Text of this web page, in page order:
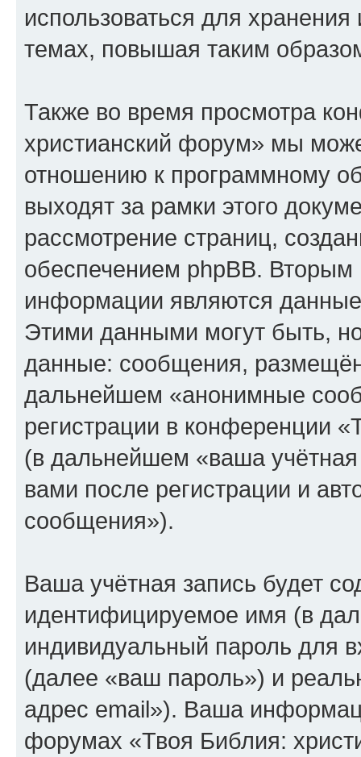
использоваться для
темах, повышая таким
Также во время просмотра
христианский форум» мы
отношению к программному
выходят за рамки этого
рассмотрение страниц,
обеспечением phpBB.
информации являются
Этими данными могут быть,
данные: сообщения,
дальнейшем «анонимные
регистрации в конференции
(в дальнейшем «ваша
вами после регистрации и
сообщения»).
Ваша учётная запись будет
идентифицируемое имя (в
индивидуальный пароль для
(далее «ваш пароль») и
адрес email»). Ваша
форумах «Твоя Библия: